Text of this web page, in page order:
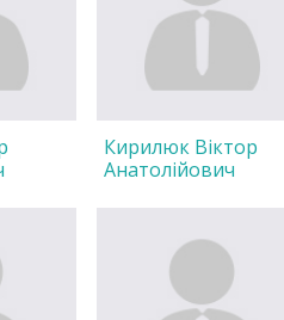
Кирилюк Віктор
Анатолійович